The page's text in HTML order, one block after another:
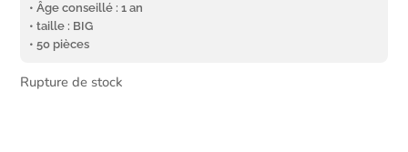
• Âge conseillé : 1 an
• taille : BIG
• 50 pièces
Rupture de stock